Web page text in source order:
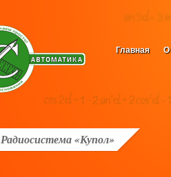
Главная О
Радиосистема «Купол»